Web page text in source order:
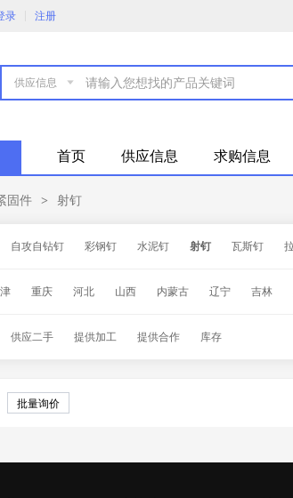
录 注册

首页 供应信息 求购信息
固件 > 射钉
自攻自钻钉 彩钢钉 水泥钉 射钉 瓦斯钉
重庆 河北 山西 内蒙古 辽宁 吉林
供应二手 提供加工 提供合作 库存